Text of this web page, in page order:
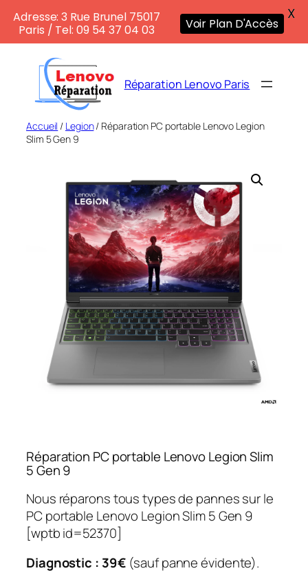
contenu
Réparation Lenovo Paris
Accueil / Legion/ Réparation PC portable Lenovo Legion
Slim 5 Gen 9
Réparation PC portable Lenovo Legion Slim
5 Gen 9
Nous réparons tous types de pannes sur le
PC portable Lenovo Legion Slim 5 Gen 9
[wptb id=52370]
Diagnostic : 39€ (sauf panne évidente).
Adresse: 3 Rue Brunel 75017
Paris / Tel: 09 54 37 04 03
Voir Plan D'Accès
X